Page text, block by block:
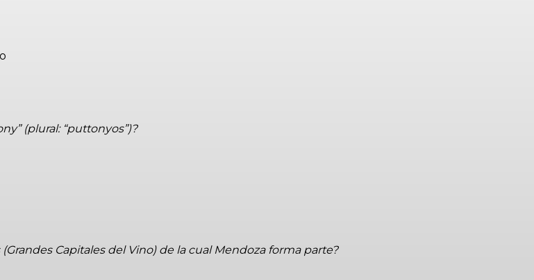
(plural: “puttonyos”)?
Capitales del Vino) de la cual Mendoza forma parte?